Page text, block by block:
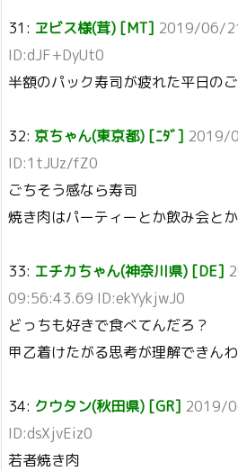
31: ヱビス様(茸) [MT] 2019/06/
ID:dJF+DyUt0
半額のパック寿司が疲れた平日の
32: 京ちゃん(東京都) [ﾆﾀﾞ] 2019/
ID:1tJUz/fZ0
ごちそう感なら寿司
焼き肉はパーティーとか飲み会とか
33: エチカちゃん(神奈川県) [DE]
09:56:43.69 ID:ekYykjwJ0
どっちも好きで食べてんだろ？
甲乙着けたがる思考が理解できんわ
34: クウタン(秋田県) [GR] 2019/
ID:dsXjvEiz0
若者焼き肉